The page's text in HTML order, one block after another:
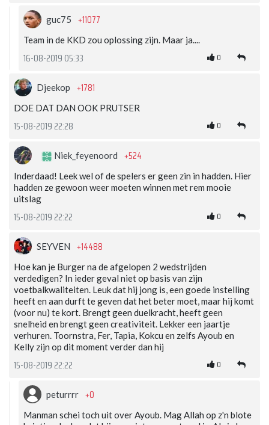
guc75 +11077
Team in de KKD zou oplossing zijn. Maar ja....
16-08-2019 05:33 0
Djeekop +1781
DOE DAT DAN OOK PRUTSER
15-08-2019 22:28 0
Niek_feyenoord +524
Inderdaad! Leek wel of de spelers er geen zin in hadden. Hier
hadden ze gewoon weer moeten winnen met rem mooie
uitslag
15-08-2019 22:22 0
SEYVEN +14488
Hoe kan je Burger na de afgelopen 2 wedstrijden
verdedigen? In ieder geval niet op basis van zijn
voetbalkwaliteiten. Leuk dat hij jong is, een goede instelling
heeft en aan durft te geven dat het beter moet, maar hij komt
(voor nu) te kort. Brengt geen duelkracht, heeft geen
snelheid en brengt geen creativiteit. Lekker een jaartje
verhuren. Toornstra, Fer, Tapia, Kokcu en zelfs Ayoub en
Kelly zijn op dit moment verder dan hij
15-08-2019 22:22 0
peturrrr +0
Manman schei toch uit over Ayoub. Mag Allah op z'n blote